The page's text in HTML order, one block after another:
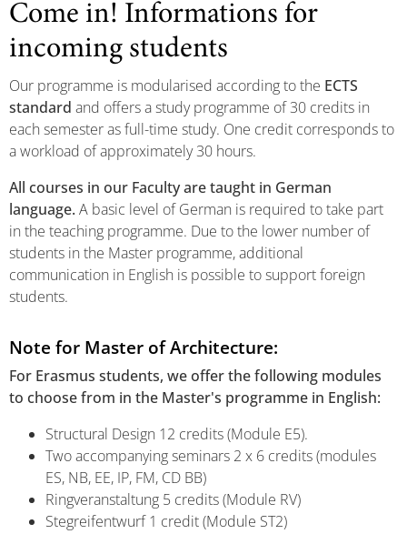
Come in! Informations for
incoming students
Our programme is modularised according to the ECTS
standard and offers a study programme of 30 credits in
each semester as full-time study. One credit corresponds to
a workload of approximately 30 hours.
All courses in our Faculty are taught in German
language. A basic level of German is required to take part
in the teaching programme. Due to the lower number of
students in the Master programme, additional
communication in English is possible to support foreign
students.
Note for Master of Architecture:
For Erasmus students, we offer the following modules
to choose from in the Master's programme in English:
Structural Design 12 credits (Module E5).
Two accompanying seminars 2 x 6 credits (modules
ES, NB, EE, IP, FM, CD BB)
Ringveranstaltung 5 credits (Module RV)
Stegreifentwurf 1 credit (Module ST2)